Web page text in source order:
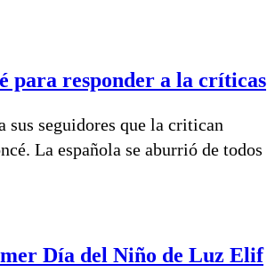
para responder a la críticas
seguidores que la critican
La española se aburrió de todos
Día del Niño de Luz Elif